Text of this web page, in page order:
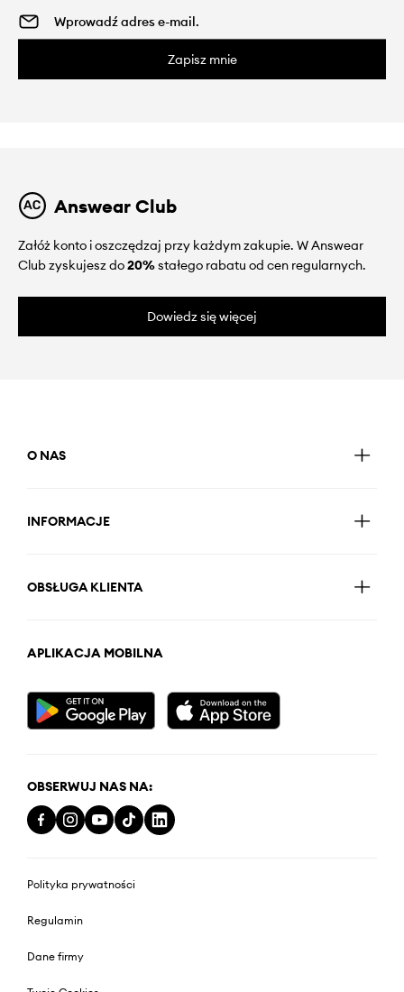
Zapisz mnie
Answear Club
Załóż konto i oszczędzaj przy każdym zakupie. W Answear
Club zyskujesz do20%stałego rabatu od cen regularnych.
Dowiedz się więcej
O NAS
INFORMACJE
OBSŁUGA KLIENTA
APLIKACJA MOBILNA
OBSERWUJ NAS NA:
Polityka prywatności
Regulamin
Dane firmy